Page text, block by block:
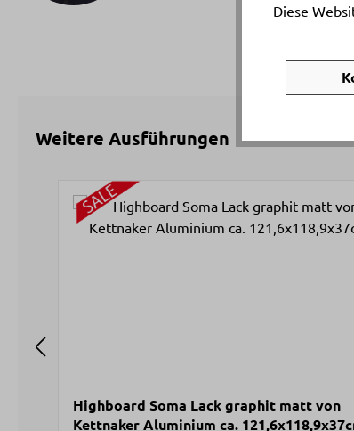
Weitere Ausführungen
Produktgalerie überspringen
Highboard Soma Lack graphit matt von
Kettnaker Aluminium ca.
Diese